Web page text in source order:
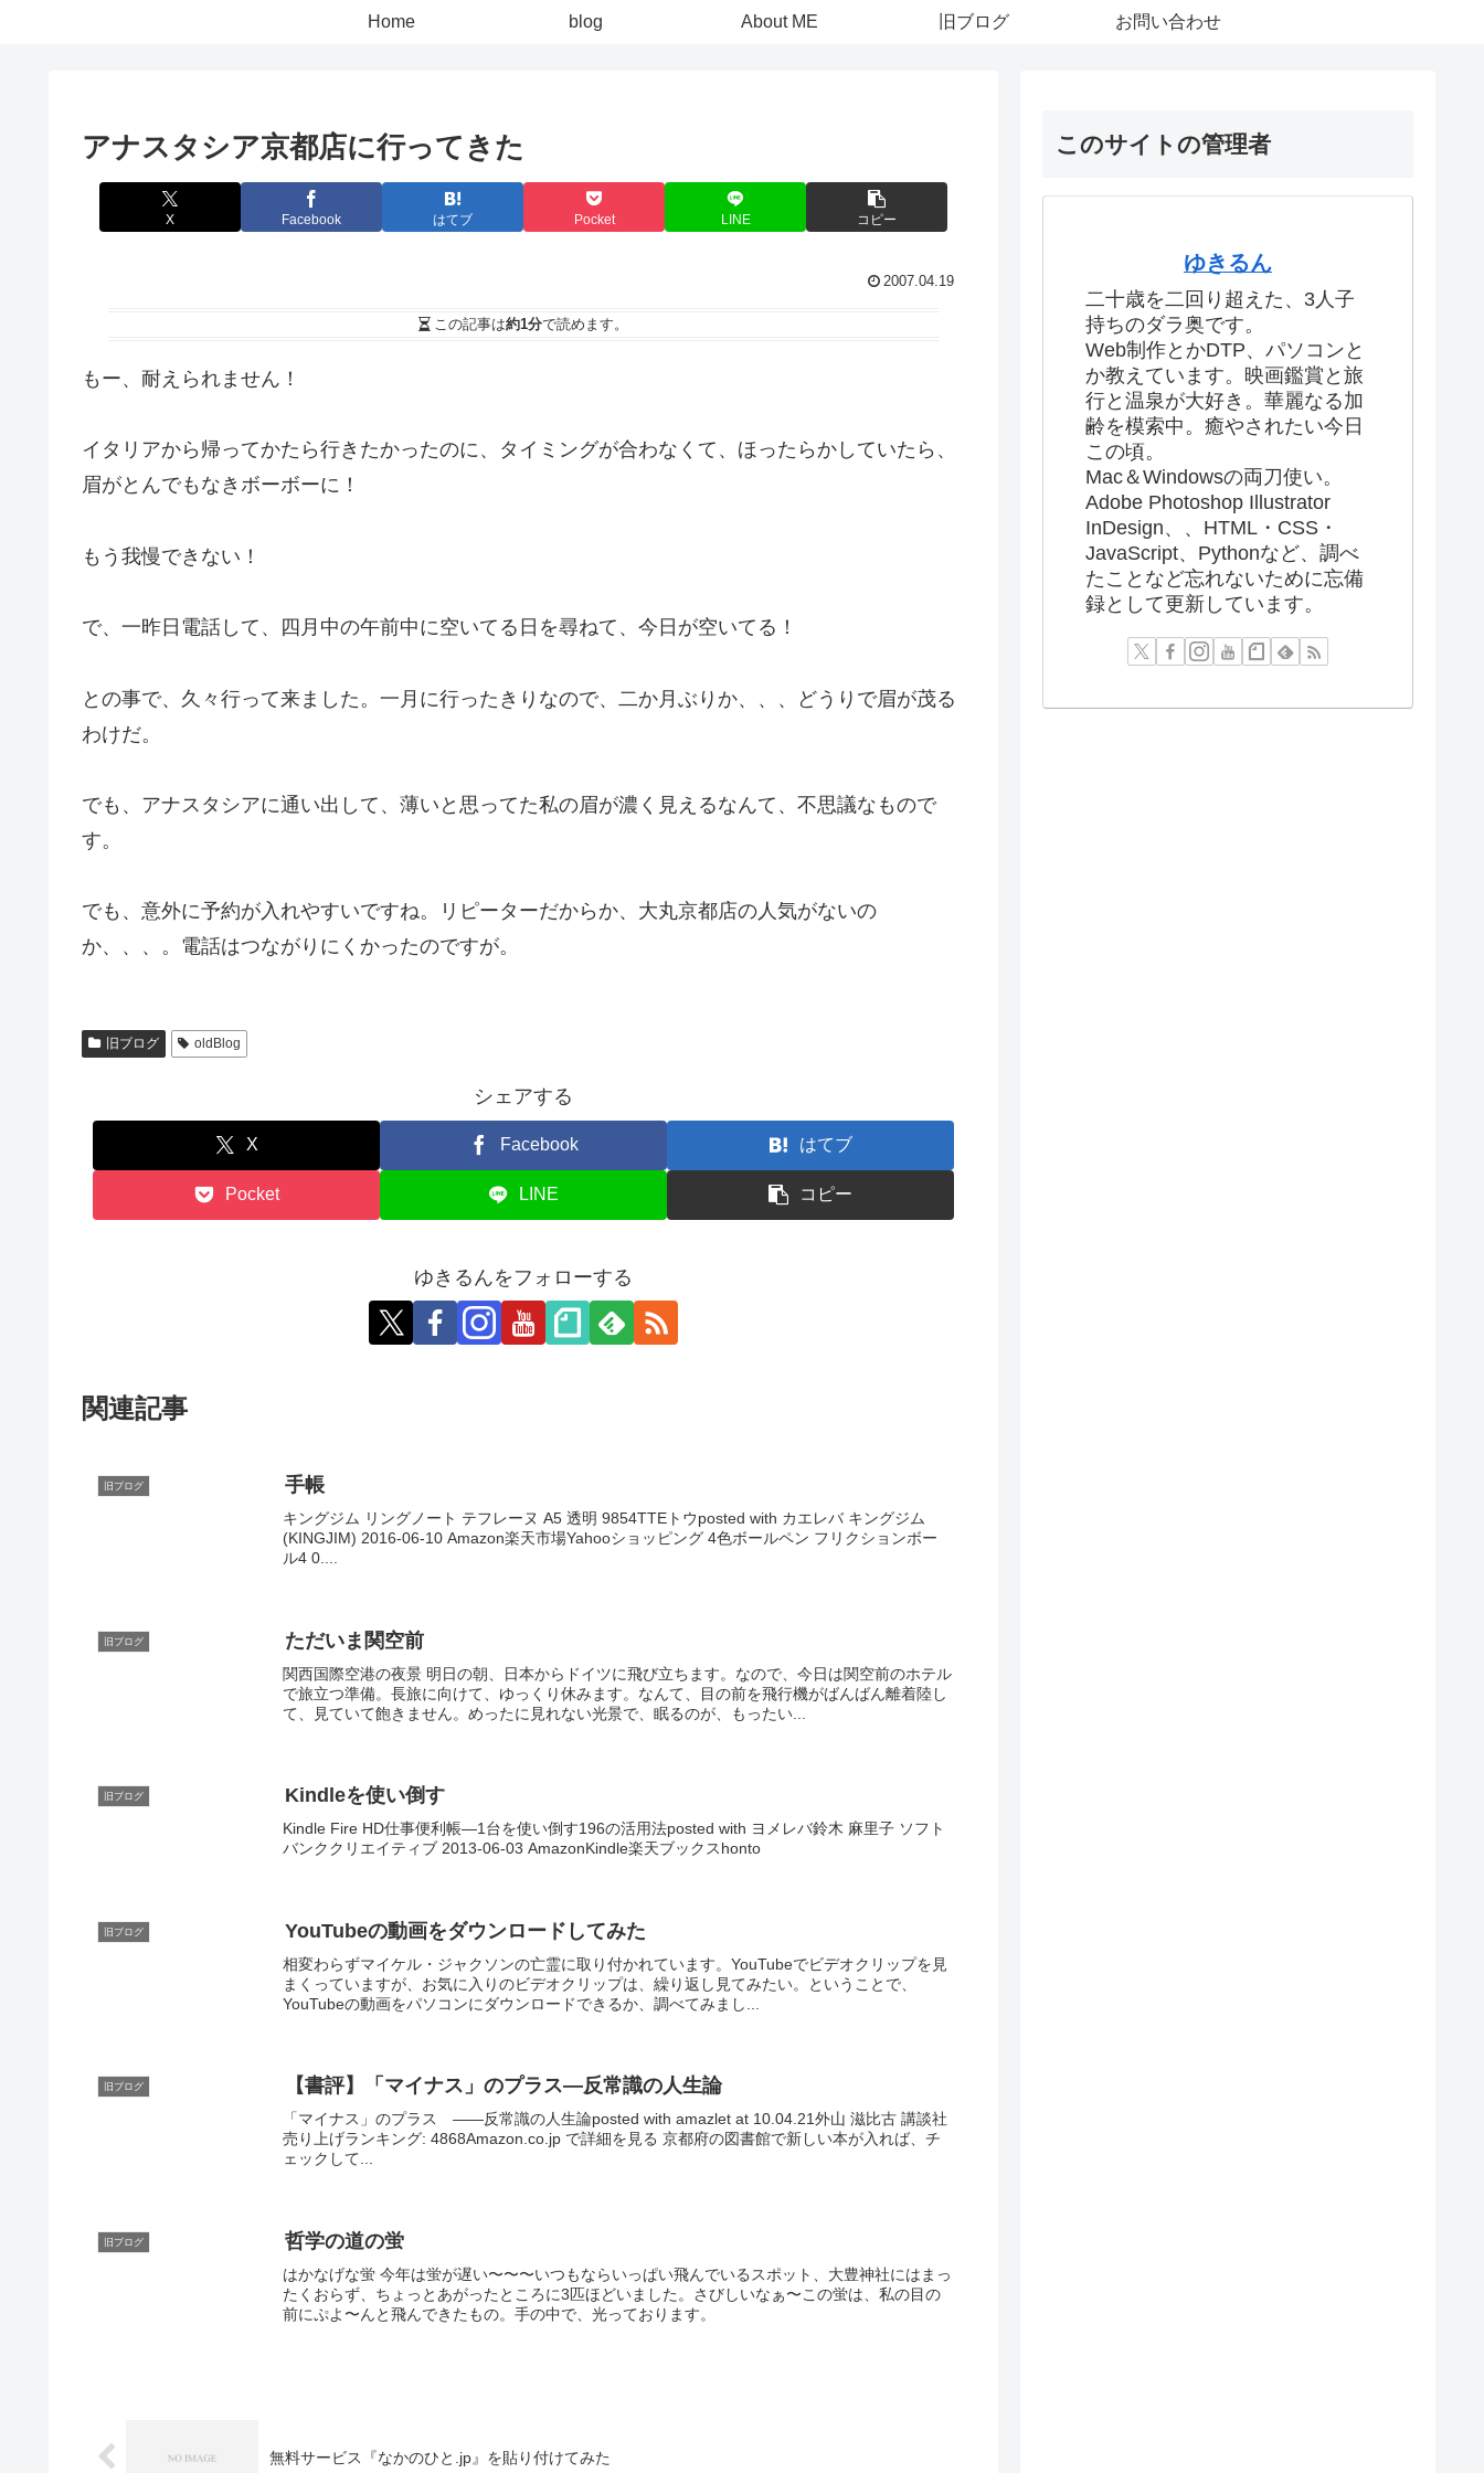
Home blog About ME 旧ブログ お問い合わせ
アナスタシア京都店に行ってきた
X Facebook はてブ Pocket LINE コピー
2007.04.19
この記事は約1分で読めます。
もー、耐えられません！
イタリアから帰ってかたら行きたかったのに、タイミングが合わなくて、ほったらかしていたら、
眉がとんでもなきボーボーに！
もう我慢できない！
で、一昨日電話して、四月中の午前中に空いてる日を尋ねて、今日が空いてる！
との事で、久々行って来ました。一月に行ったきりなので、二か月ぶりか、、、どうりで眉が茂る
わけだ。
でも、アナスタシアに通い出して、薄いと思ってた私の眉が濃く見えるなんて、不思議なもので
す。
でも、意外に予約が入れやすいですね。リピーターだからか、大丸京都店の人気がないの
か、、、。電話はつながりにくかったのですが。
旧ブログ oldBlog
シェアする
X Facebook はてブ
Pocket LINE コピー
ゆきるんをフォローする
関連記事
旧ブログ 手帳
キングジム リングノート テフレーヌ A5 透明 9854TTEトウposted with カエレバ キングジム
(KINGJIM) 2016-06-10 Amazon楽天市場Yahooショッピング 4色ボールペン フリクションボー
ル4 0....
旧ブログ ただいま関空前
関西国際空港の夜景 明日の朝、日本からドイツに飛び立ちます。なので、今日は関空前のホテル
で旅立つ準備。長旅に向けて、ゆっくり休みます。なんて、目の前を飛行機がばんばん離着陸し
て、見ていて飽きません。めったに見れない光景で、眠るのが、もったい...
旧ブログ Kindleを使い倒す
Kindle Fire HD仕事便利帳―1台を使い倒す196の活用法posted with ヨメレバ鈴木 麻里子 ソフト
バンククリエイティブ 2013-06-03 AmazonKindle楽天ブックスhonto
旧ブログ YouTubeの動画をダウンロードしてみた
相変わらずマイケル・ジャクソンの亡霊に取り付かれています。YouTubeでビデオクリップを見
まくっていますが、お気に入りのビデオクリップは、繰り返し見てみたい。ということで、
YouTubeの動画をパソコンにダウンロードできるか、調べてみまし...
旧ブログ 【書評】「マイナス」のプラス―反常識の人生論
「マイナス」のプラス ――反常識の人生論posted with amazlet at 10.04.21外山 滋比古 講談社
売り上げランキング: 4868Amazon.co.jp で詳細を見る 京都府の図書館で新しい本が入れば、チ
ェックして...
旧ブログ 哲学の道の蛍
はかなげな蛍 今年は蛍が遅い〜〜〜いつもならいっぱい飛んでいるスポット、大豊神社にはまっ
たくおらず、ちょっとあがったところに3匹ほどいました。さびしいなぁ〜この蛍は、私の目の
前にぷよ〜んと飛んできたもの。手の中で、光っております。
無料サービス『なかのひと.jp』を貼り付けてみた
このサイトの管理者
ゆきるん
二十歳を二回り超えた、3人子
持ちのダラ奥です。
Web制作とかDTP、パソコンと
か教えています。映画鑑賞と旅
行と温泉が大好き。華麗なる加
齢を模索中。癒やされたい今日
この頃。
Mac＆Windowsの両刀使い。
Adobe Photoshop Illustrator
InDesign、、HTML・CSS・
JavaScript、Pythonなど、調べ
たことなど忘れないために忘備
録として更新しています。